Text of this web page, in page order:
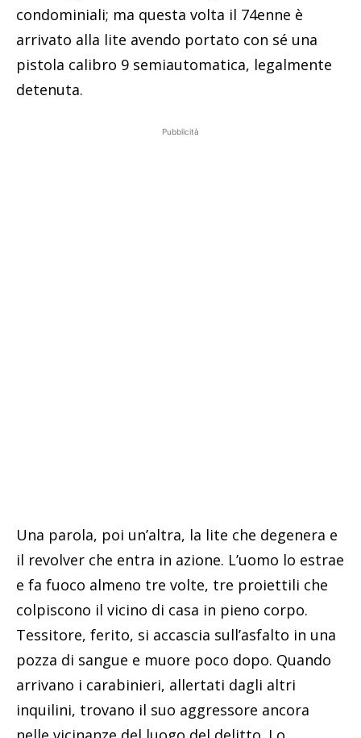
condominiali; ma questa volta il 74enne è
arrivato alla lite avendo portato con sé una
pistola calibro 9 semiautomatica, legalmente
detenuta.
Pubblicità
Una parola, poi un’altra, la lite che degenera e
il revolver che entra in azione. L’uomo lo estrae
e fa fuoco almeno tre volte, tre proiettili che
colpiscono il vicino di casa in pieno corpo.
Tessitore, ferito, si accascia sull’asfalto in una
pozza di sangue e muore poco dopo. Quando
arrivano i carabinieri, allertati dagli altri
inquilini, trovano il suo aggressore ancora